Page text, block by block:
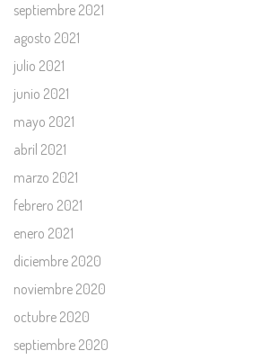
septiembre 2021
agosto 2021
julio 2021
junio 2021
mayo 2021
abril 2021
marzo 2021
febrero 2021
enero 2021
diciembre 2020
noviembre 2020
octubre 2020
septiembre 2020